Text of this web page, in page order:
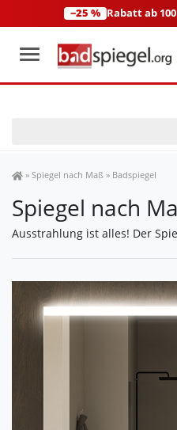
−25 % Rabatt ab
+49 (0)2306 3744580
Spiegel Shop
» Spiegel nach Maß » Badspiegel
Spiegel nach
Ausstrahlung ist alles! Der